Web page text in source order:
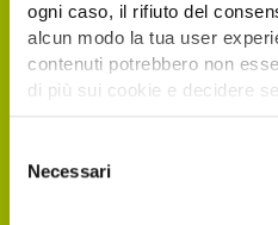
ogni caso, il rifiuto del
alcun modo la tua user
contenuti potrebbero non
di più sui cookie e decidere
delNecessari
Richiedi il
elettronico